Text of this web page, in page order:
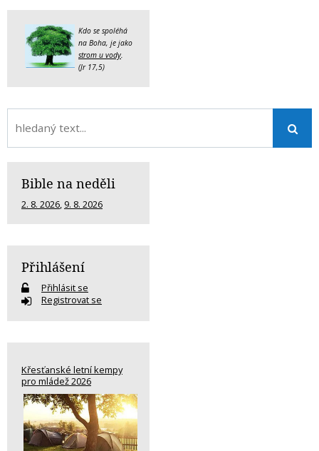
Kdo se spoléhá
na Boha, je jako
strom u vody
(Jr 17,5)
Bible na neděli
2. 8. 2026, 9. 8. 2026
Přihlášení
Přihlásit se
Registrovat se
Křesťanské letní kempy
pro mládež 2026